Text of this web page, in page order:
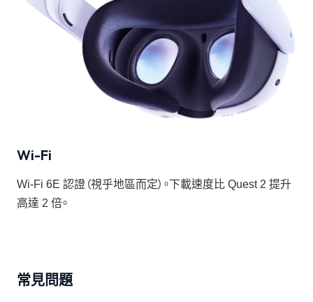
Wi-Fi
Wi-Fi 6E 認證（視乎地區而定）。下載速度比 Quest 2 提升
高達 2 倍。
常見問題